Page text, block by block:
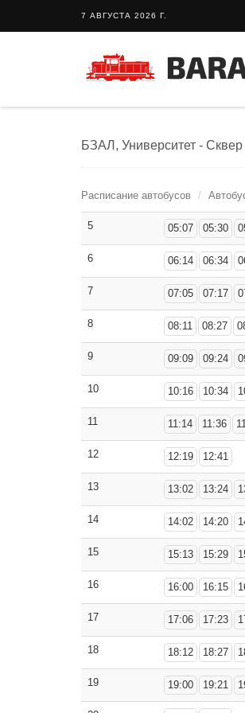
7 АВГУСТА 2026 Г.
БЗАЛ, Университет -
Расписание автобусов
5 05:07 05:30
6 06:14 06:34
7 07:05 07:17
8 08:11 08:27
9 09:09 09:24
10 10:16 10:34
11 11:14 11:36
12 12:19 12:41
13 13:02 13:24
14 14:02 14:20
15 15:13 15:29
16 16:00 16:15
17 17:06 17:23
18 18:12 18:27
19 19:00 19:21